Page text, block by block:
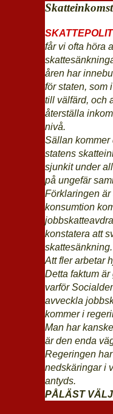
får vi ofta höra
åren har
för staten, som
till välfärd, och
återställa
nivå.
Sällan kommer
statens
sjunkit under
på ungefär
Förklaringen är
konsumtion
konstatera att
skattesänkning.
Att fler arbetar
Detta faktum
varför
avveckla
kommer i
Man har
är den enda
Regeringen
nedskäringar i
antyds.
PÅLÄST